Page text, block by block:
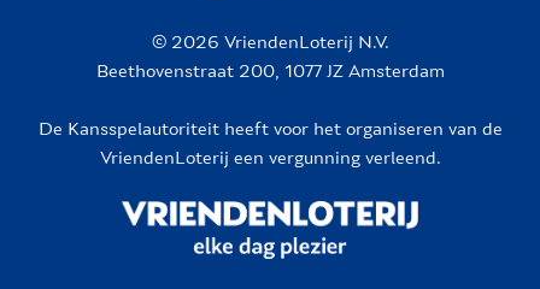
© 2026 VriendenLoterij N.V.
Beethovenstraat 200, 1077 JZ Amsterdam
De Kansspelautoriteit heeft voor het organiseren van de
VriendenLoterij een vergunning verleend.